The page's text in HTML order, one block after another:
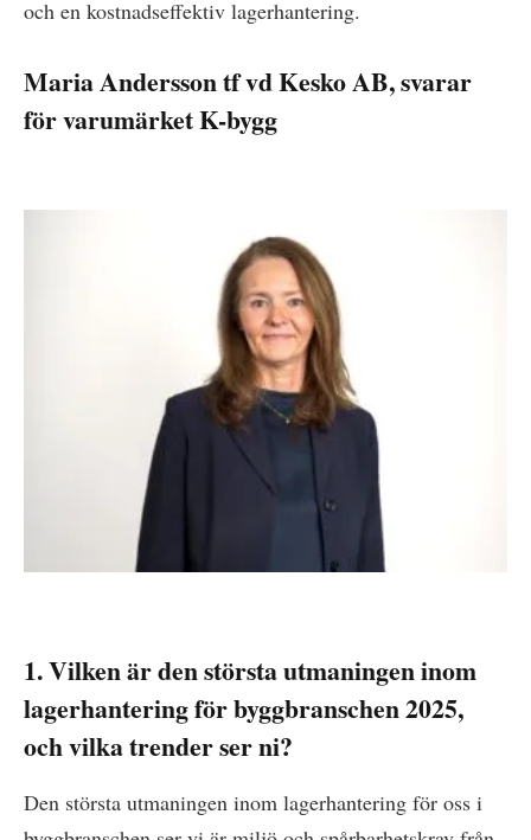
och en kostnadseffektiv lagerhantering.
Maria Andersson tf vd Kesko AB, svarar
för varumärket K-bygg
1. Vilken är den största utmaningen inom
lagerhantering för byggbranschen 2025,
och vilka trender ser ni?
Den största utmaningen inom lagerhantering för oss i